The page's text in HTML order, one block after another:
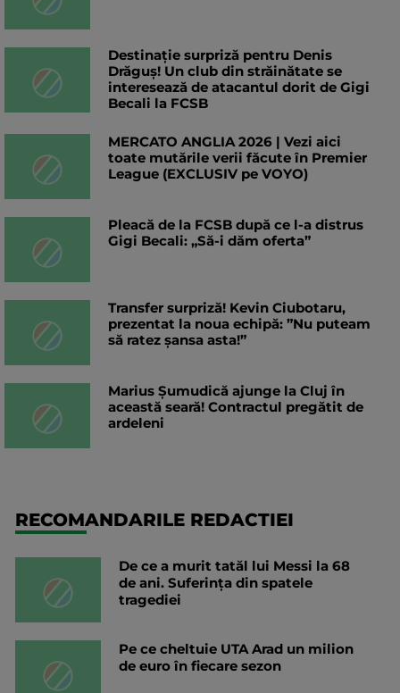
Destinație surpriză pentru Denis
Drăguș! Un club din străinătate se
interesează de atacantul dorit de Gigi
Becali la FCSB
MERCATO ANGLIA 2026 | Vezi aici
toate mutările verii făcute în Premier
League (EXCLUSIV pe VOYO)
Pleacă de la FCSB după ce l-a distrus
Gigi Becali: „Să-i dăm oferta”
Transfer surpriză! Kevin Ciubotaru,
prezentat la noua echipă: ”Nu puteam
să ratez șansa asta!”
Marius Șumudică ajunge la Cluj în
această seară! Contractul pregătit de
ardeleni
RECOMANDARILE REDACTIEI
De ce a murit tatăl lui Messi la 68
de ani. Suferința din spatele
tragediei
Pe ce cheltuie UTA Arad un milion
de euro în fiecare sezon